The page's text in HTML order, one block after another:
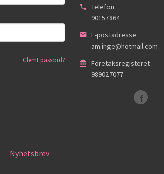
Glemt passord?
Telefon
90157864
E-postadresse
am.inge@hotmail.com
Foretaksregisteret
989027077
Nyhetsbrev